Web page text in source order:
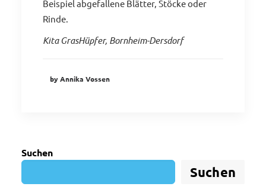
Beispiel abgefallene Blätter, Stöcke oder
Rinde.
Kita GrasHüpfer, Bornheim-Dersdorf
by Annika Vossen
Suchen
Suchen